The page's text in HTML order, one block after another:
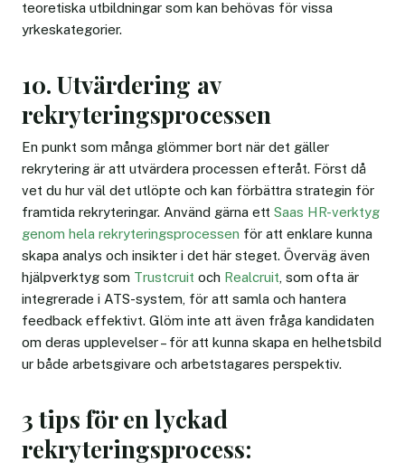
teoretiska utbildningar som kan behövas för vissa
yrkeskategorier.
10. Utvärdering av
rekryteringsprocessen
En punkt som många glömmer bort när det gäller
rekrytering är att utvärdera processen efteråt. Först då
vet du hur väl det utlöpte och kan förbättra strategin för
framtida rekryteringar. Använd gärna ett Saas HR-verktyg
genom hela rekryteringsprocessen för att enklare kunna
skapa analys och insikter i det här steget. Överväg även
hjälpverktyg som Trustcruit och Realcruit , som ofta är
integrerade i ATS-system, för att samla och hantera
feedback effektivt. Glöm inte att även fråga kandidaten
om deras upplevelser – för att kunna skapa en helhetsbild
ur både arbetsgivare och arbetstagares perspektiv.
3 tips för en lyckad
rekryteringsprocess: